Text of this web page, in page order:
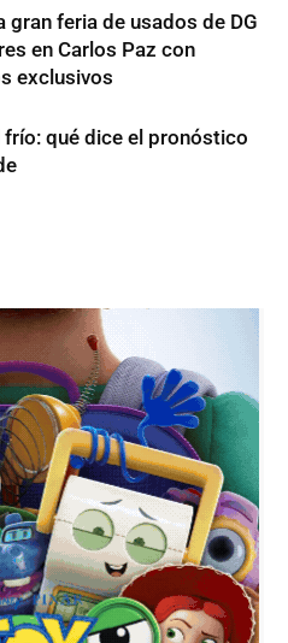
gran feria de usados de DG
en Carlos Paz con
exclusivos
frío: qué dice el pronóstico